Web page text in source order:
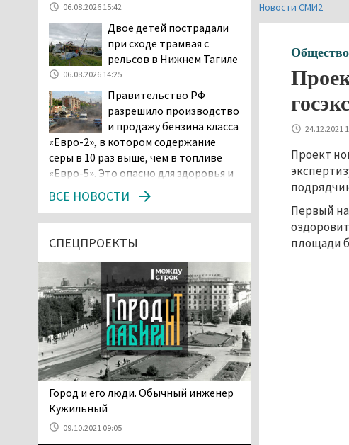
Новости СМИ2
Общество
24.12.2021
Проект
Первый
площади
06.08.2026 15:42
Двое детей пострадали
при сходе трамвая с
рельсов в Нижнем Тагиле
06.08.2026 14:25
Правительство РФ
разрешило производство
и продажу бензина класса
«Евро-2», в котором содержание
серы в 10 раз выше, чем в топливе
«Евро-5». Это опасно для здоровья и
повышает износ автомобиля
06.08.2026 13:53
В Детской городской
больнице № 3 Нижнего
обвинения родителей, которые
заявили, что их дочь в палате
покусала бельевая вошь
06.08.2026 13:02
В Нижнем Тагиле на три
дня запретят
электросамокаты
вошь». Родители 10-
ВСЕ НОВОСТИ
СПЕЦПРОЕКТЫ
​​​​​​​Город и его люди. Обычный инженер
Кужильный
09.10.2021 09:05